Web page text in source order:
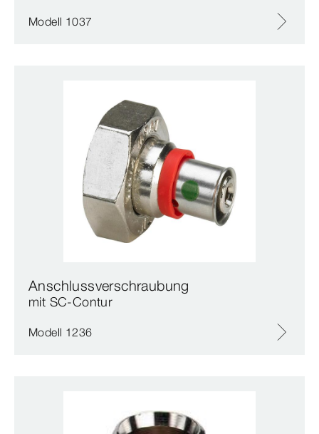
Modell 1037
Anschlussverschraubung
mit SC‑Contur
Modell 1236